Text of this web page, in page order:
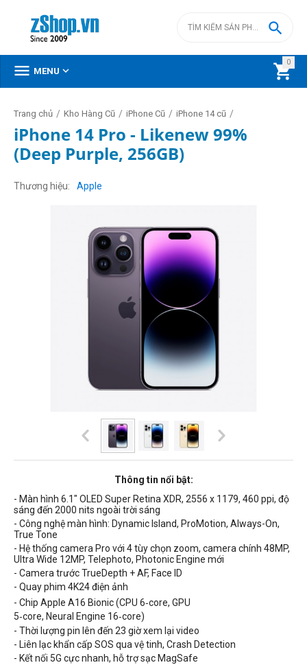
0


 MENU 
Trang chủ / Kho Hàng Cũ / iPhone Cũ / iPhone 14 cũ /
iPhone 14 Pro - Likenew 99%
(Deep Purple, 256GB)
Thương hiệu Apple
Thông tin nổi bật:
- Màn hình 6.1" OLED Super Retina XDR, 2556 x 1179, 460 ppi, độ
sáng đến 2000 nits ngoài trời sáng
- Công nghệ màn hình: Dynamic Island, ProMotion, Always-On,
True Tone
- Hệ thống camera Pro với 4 tùy chọn zoom, camera chính 48MP,
Ultra Wide 12MP, Telephoto, Photonic Engine mới
- Camera trước TrueDepth + AF, Face ID
- Quay phim 4K24 điện ảnh
- Chip Apple A16 Bionic (CPU 6‑core, GPU
5‑core, Neural Engine 16‑core)
- Thời lượng pin lên đến 23 giờ xem lại video
- Liên lạc khẩn cấp SOS qua vệ tinh, Crash Detection
- Kết nối 5G cực nhanh, hỗ trợ sạc MagSafe